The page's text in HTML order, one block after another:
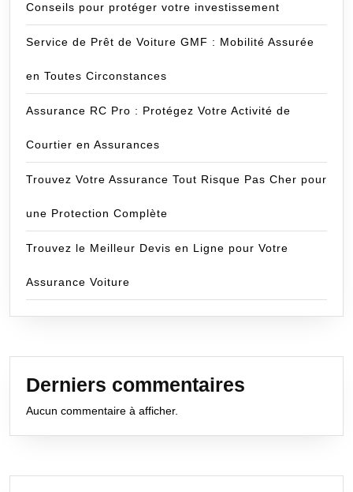
Conseils pour protéger votre investissement
Service de Prêt de Voiture GMF : Mobilité Assurée
en Toutes Circonstances
Assurance RC Pro : Protégez Votre Activité de
Courtier en Assurances
Trouvez Votre Assurance Tout Risque Pas Cher pour
une Protection Complète
Trouvez le Meilleur Devis en Ligne pour Votre
Assurance Voiture
Derniers commentaires
Aucun commentaire à afficher.